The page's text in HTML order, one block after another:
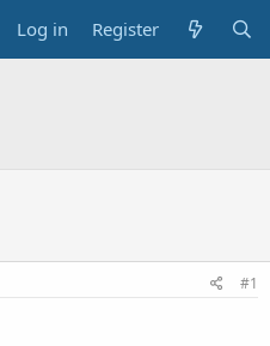
Log in Register
#1